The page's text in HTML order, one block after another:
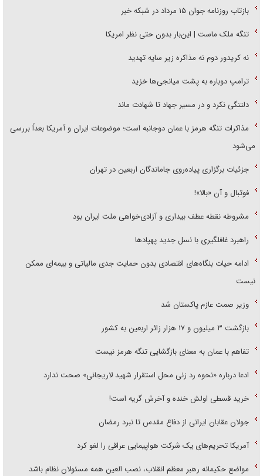
بازتاب روزنامه جوان ۱۵ مرداد در شبکه خبر
تنگه ملک ماست | این‌بار بدون حتی نظر امریکا
نه کریدور دوم نه مذاکره زیر سایه تهدید
ترامپ دوباره به پشت میانجی‌ها خزید
دلتنگی نکرد و در مسیر جهاد تا شهادت ماند
مذاکرات تنگه هرمز با عمان دوجانبه است؛ موضوعات ایران و آمریکا بعداً بررسی
می‌شود
جزئیات برگزاری پیاده‌روی جاماندگان اربعین در تهران
فوتبال و آن «بالا»!
مشروطه نقطه عطف بیداری و آزادی‌خواهی ملت ایران بود
راهبرد غافلگیری با نسل جدید پهپاد‌ها
ادامه حیات بنگاه‌های اقتصادی بدون حمایت جدی مالیاتی و بیمه‌ای ممکن
نیست
وزیر صمت عازم پاکستان شد
بازگشت ۳ میلیون و ۱۷ هزار زائر اربعین به کشور
تفاهم با عمان به معنای بازگشایی تنگه هرمز نیست
ادعا درباره «نحوه رد زنی محل استقرار شهید لاریجانی» صحت ندارد
خرید قسطی اولش خنده و آخرش گریه است!
جولان عقابان ایرانی از دفاع مقدس تا نبرد رمضان
آمریکا تحریم‌های یک شرکت هواپیمایی عراقی را لغو کرد
مواضع حکیمانه رهبر معظم انقلاب، نصب العین همه مسئولان نظام باشد